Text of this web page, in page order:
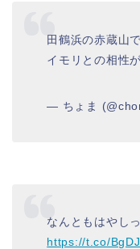
田鶴浜の赤蔵山
イモリとの相性
— ちょま
なんともはやし
https://t.co/